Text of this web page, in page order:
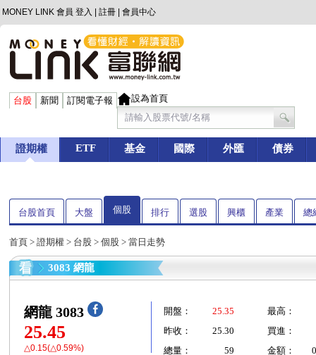
MONEY LINK 會員 登入 註冊 會員中心
台股 新聞 訂閱電子報 設為首頁
證期權 ETF 基金 國際 外匯 債券
台股首頁 大盤 個股 排行 選股 興櫃 產業 總
首頁 > 證期權 > 台股 > 個股 > 當日走勢
3083 網龍
網龍 3083
25.45
△0.15(△0.59%)
開盤： 25.35
最高：
昨收：
25.30
買進：
總量：
59 金額：